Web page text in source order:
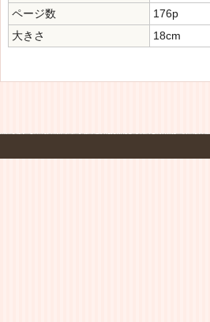
ページ数
176p
大きさ
18cm